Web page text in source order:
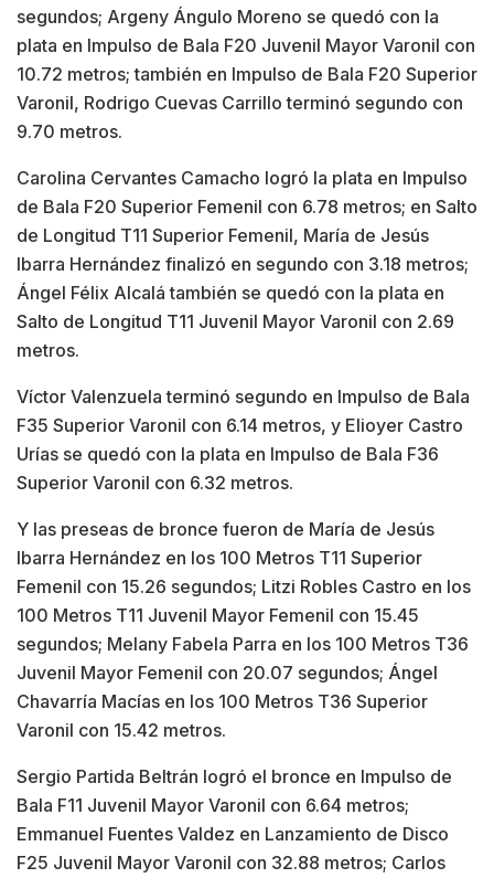
segundos; Argeny Ángulo Moreno se quedó con la
plata en Impulso de Bala F20 Juvenil Mayor Varonil con
10.72 metros; también en Impulso de Bala F20 Superior
Varonil, Rodrigo Cuevas Carrillo terminó segundo con
9.70 metros.
Carolina Cervantes Camacho logró la plata en Impulso
de Bala F20 Superior Femenil con 6.78 metros; en Salto
de Longitud T11 Superior Femenil, María de Jesús
Ibarra Hernández finalizó en segundo con 3.18 metros;
Ángel Félix Alcalá también se quedó con la plata en
Salto de Longitud T11 Juvenil Mayor Varonil con 2.69
metros.
Víctor Valenzuela terminó segundo en Impulso de Bala
F35 Superior Varonil con 6.14 metros, y Elioyer Castro
Urías se quedó con la plata en Impulso de Bala F36
Superior Varonil con 6.32 metros.
Y las preseas de bronce fueron de María de Jesús
Ibarra Hernández en los 100 Metros T11 Superior
Femenil con 15.26 segundos; Litzi Robles Castro en los
100 Metros T11 Juvenil Mayor Femenil con 15.45
segundos; Melany Fabela Parra en los 100 Metros T36
Juvenil Mayor Femenil con 20.07 segundos; Ángel
Chavarría Macías en los 100 Metros T36 Superior
Varonil con 15.42 metros.
Sergio Partida Beltrán logró el bronce en Impulso de
Bala F11 Juvenil Mayor Varonil con 6.64 metros;
Emmanuel Fuentes Valdez en Lanzamiento de Disco
F25 Juvenil Mayor Varonil con 32.88 metros; Carlos